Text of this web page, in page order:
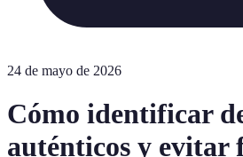
24 de mayo de 2026
Cómo identificar
auténticos y evitar